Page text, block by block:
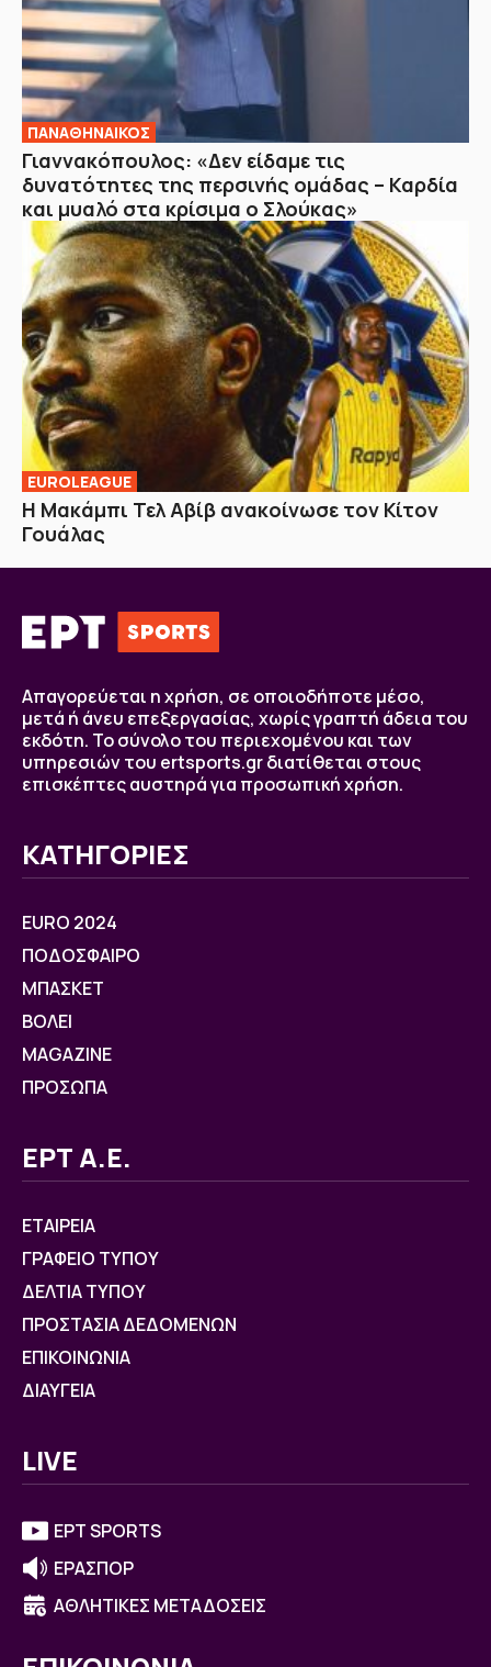
ΠΑΝΑΘΗΝΑΙΚΟΣ
Γιαννακόπουλος: «Δεν είδαμε τις
δυνατότητες της περσινής ομάδας – Καρδία
και μυαλό στα κρίσιμα ο Σλούκας»
EUROLEAGUE
Η Μακάμπι Τελ Αβίβ ανακοίνωσε τον Κίτον
Γουάλας
Απαγορεύεται η χρήση, σε οποιοδήποτε μέσο,
μετά ή άνευ επεξεργασίας, χωρίς γραπτή άδεια του
εκδότη. Το σύνολο του περιεχομένου και των
υπηρεσιών του ertsports.gr διατίθεται στους
επισκέπτες αυστηρά για προσωπική χρήση.
ΚΑΤΗΓΟΡΙΕΣ
EURO 2024
ΠΟΔΟΣΦΑΙΡΟ
ΜΠΑΣΚΕΤ
ΒOΛΕΙ
MAGAZINE
ΠΡΟΣΩΠΑ
ΕΡΤ Α.Ε.
ΕΤΑΙΡΕΙΑ
ΓΡΑΦΕΙΟ ΤΥΠΟΥ
ΔΕΛΤΙΑ ΤΥΠΟΥ
ΠΡΟΣΤΑΣΙΑ ΔΕΔΟΜΕΝΩΝ
ΕΠΙΚΟΙΝΩΝΙΑ
ΔΙΑΥΓΕΙΑ
LIVE
ΕΡΤ SPORTS
ΕΡΑΣΠΟΡ
ΑΘΛΗΤΙΚΕΣ ΜΕΤΑΔΟΣΕΙΣ